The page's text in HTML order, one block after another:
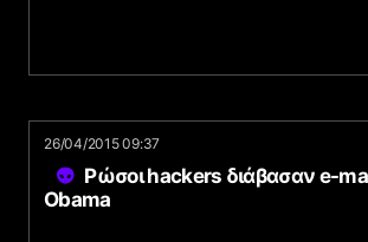
26/04/2015 09:37
Ρώσοι hackers διάβασαν e-
Obama